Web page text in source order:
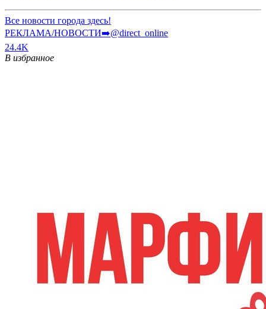
Все новости города здесь!
РЕКЛАМА/НОВОСТИ➡️@direct_online
24.4K
В избранное